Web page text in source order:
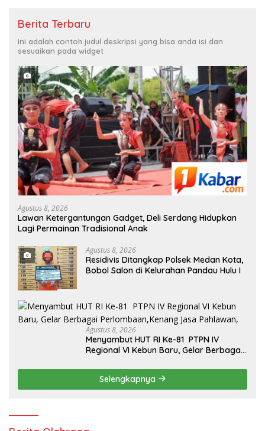
Berita Terbaru
Ini adalah contoh judul deskripsi yang bisa anda isi dan
sesuaikan pada widget
Agustus 8, 2026
Lawan Ketergantungan Gadget, Deli Serdang Hidupkan
Lagi Permainan Tradisional Anak
Agustus 8, 2026
Residivis Ditangkap Polsek Medan Kota,
Bobol Salon di Kelurahan Pandau Hulu I
Agustus 8, 2026
Menyambut HUT RI Ke-81 PTPN IV
Regional VI Kebun Baru, Gelar Berbagai
Selengkapnya